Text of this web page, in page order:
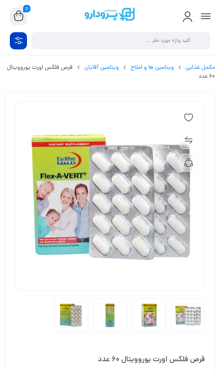
0
مکمل غذایی ویتامین ها و املاح ویتامین آقایان
قرص فلکس اورت یوروویتال
60 عدد
قرص فلکس اورت یوروویتال 60 عدد